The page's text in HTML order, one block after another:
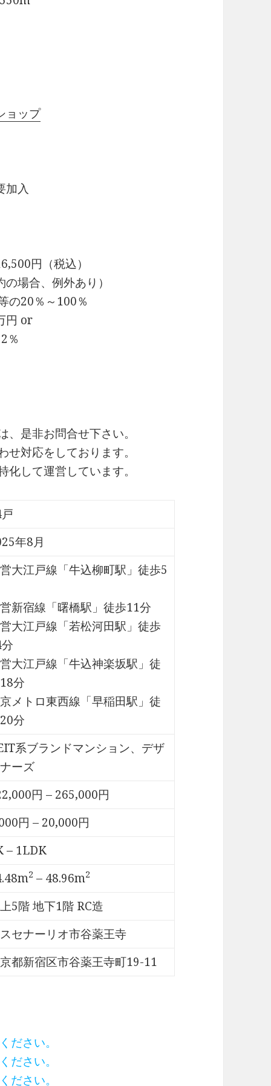
ョップ
入
円（税込）
合、例外あり）
20％～100％
円 or
％
是非お問合せ下さい。
対応をしております。
して運営しています。
年8月
大江戸線「牛込柳町駅」徒歩5
新宿線「曙橋駅」徒歩11分
大江戸線「若松河田駅」徒歩
大江戸線「牛込神楽坂駅」徒
分
メトロ東西線「早稲田駅」徒
分
系ブランドマンション、デザ
ーズ
円 – 265,000円
円 – 20,000円
– 1LDK
2 – 48.96m2
5階 地下1階 RC造
セナーリオ市谷薬王寺
都新宿区市谷薬王寺町19-11
ださい。
ださい。
ださい。